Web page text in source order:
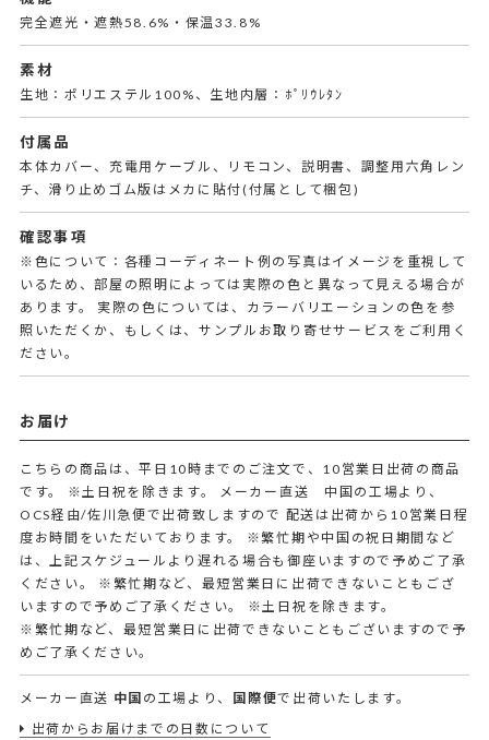
完全遮光・遮熱58.6%・保温33.8%
素材
生地：ポリエステル100%、生地内層：ﾎﾟﾘｳﾚﾀﾝ
付属品
本体カバー、充電用ケーブル、リモコン、説明書、調整用六角レン
チ、滑り止めゴム版はメカに貼付(付属として梱包)
確認事項
※色について：各種コーディネート例の写真はイメージを重視して
いるため、部屋の照明によっては実際の色と異なって見える場合が
あります。 実際の色については、カラーバリエーションの色を参
照いただくか、もしくは、サンプルお取り寄せサービスをご利用く
ださい。
お届け
こちらの商品は、平日10時までのご注文で、10営業日出荷の商品
です。 ※土日祝を除きます。 メーカー直送 中国の工場より、
OCS経由/佐川急便で出荷致しますので 配送は出荷から10営業日程
度お時間をいただいております。 ※繁忙期や中国の祝日期間など
は、上記スケジュールより遅れる場合も御座いますので予めご了承
ください。 ※繁忙期など、最短営業日に出荷できないこともござ
いますので予めご了承ください。
※土日祝を除きます。
※繁忙期など、最短営業日に出荷できないこともございますので予
めご了承ください。
メーカー直送 中国 の工場より、 国際便で出荷いたします。
出荷からお届けまでの日数について